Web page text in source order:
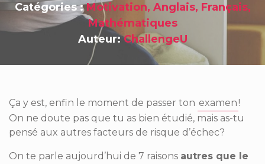
Catégories :Motivation, Anglais, Français,
Mathématiques
Auteur:ChallengeU
Ça y est, enfin le moment de passer ton examen!
On ne doute pas que tu as bien étudié, mais as-tu
pensé aux autres facteurs de risque d’échec?
On te parle aujourd’hui de 7 raisons autres que le